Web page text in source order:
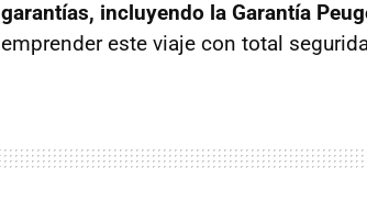
garantías, incluyendo la Garantía
emprender este viaje con total